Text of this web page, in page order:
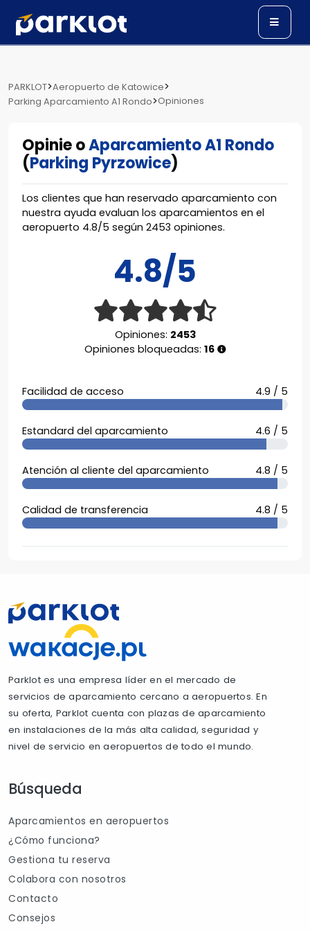
PARKLOT>Aeropuerto de Katowice>
Parking Aparcamiento A1 Rondo>Opiniones
Opinie oAparcamiento A1 Rondo
(Parking Pyrzowice)
Los clientes que han reservado aparcamiento con
nuestra ayuda evaluan los aparcamientos en el
aeropuerto 4.8/5 según 2453 opiniones.
4.8/5
Opiniones: 2453
Opiniones bloqueadas: 16
Facilidad de acceso 4.9 / 5
Estandard del aparcamiento 4.6 / 5
Atención al cliente del aparcamiento 4.8 / 5
Calidad de transferencia 4.8 / 5
Parklot es una empresa líder en el mercado de
servicios de aparcamiento cercano a aeropuertos. En
su oferta, Parklot cuenta con plazas de aparcamiento
en instalaciones de la más alta calidad, seguridad y
nivel de servicio en aeropuertos de todo el mundo.
Búsqueda
Aparcamientos en aeropuertos
¿Cómo funciona?
Gestiona tu reserva
Colabora con nosotros
Contacto
Consejos